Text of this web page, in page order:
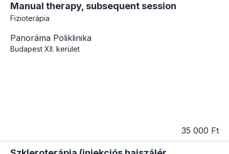
Manual therapy, subsequent session
Fizioterápia
Panoráma Poliklinika
Budapest XII. kerület
35 000 Ft